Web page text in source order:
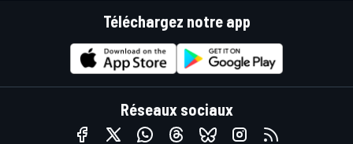
Téléchargez notre app
Réseaux sociaux